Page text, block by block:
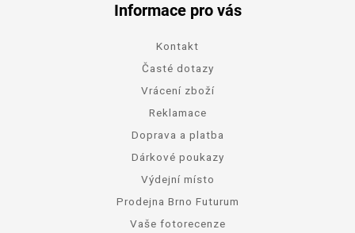
Informace pro vás
Kontakt
Časté dotazy
Vrácení zboží
Reklamace
Doprava a platba
Dárkové poukazy
Výdejní místo
Prodejna Brno Futurum
Vaše fotorecenze